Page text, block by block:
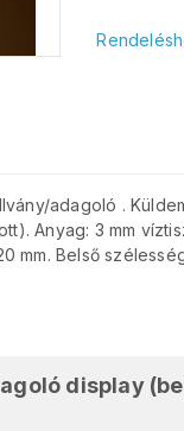
adagoló .
Anyag: 3 mm
mm. Belső
display